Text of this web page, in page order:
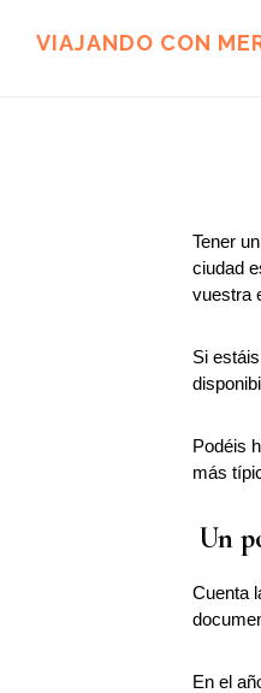
VIAJANDO CON
Tener
ciudad
vuestra
Si
Podéis
más
Un
Cuenta
En el